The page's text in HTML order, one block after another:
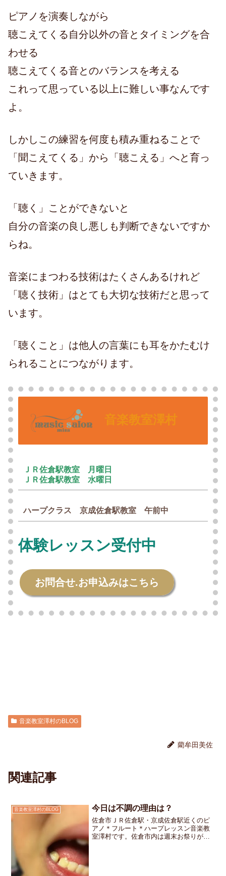
ピアノを演奏しながら
聴こえてくる自分以外の音とタイミングを合
わせる
聴こえてくる音とのバランスを考える
これって思っている以上に難しい事なんです
よ。
しかしこの練習を何度も積み重ねることで
「聞こえてくる」から「聴こえる」へと育っ
ていきます。
「聴く」ことができないと
自分の音楽の良し悪しも判断できないですか
らね。
音楽にまつわる技術はたくさんあるけれど
「聴く技術」はとても大切な技術だと思って
います。
「聴くこと」は他人の言葉にも耳をかたむけ
られることにつながります。
音楽教室澤村
ＪＲ佐倉駅教室 月曜日
ＪＲ佐倉駅教室 水曜日
ハープクラス 京成佐倉駅教室 午前中
体験レッスン受付中
お問合せ.お申込みはこちら
音楽教室澤村のBLOG
藺牟田美佐
関連記事
音楽教室澤村のBLOG 今日は不調の理由は？
佐倉市ＪＲ佐倉駅・京成佐倉駅近くのピ
アノ＊フルート＊ハープレッスン音楽教
室澤村です。佐倉市内は週末お祭りがあ